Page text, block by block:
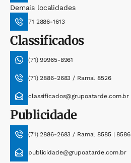
Demais localidades
71 2886-1613
Classificados
(71) 99965-8961
(71) 2886-2683 / Ramal 8526
classificados@grupoatarde.com.br
Publicidade
(71) 2886-2683 / Ramal 8585 | 8586
publicidade@grupoatarde.com.br